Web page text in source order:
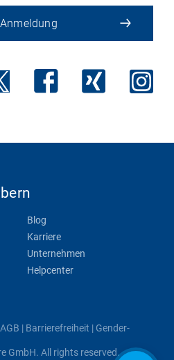
Blog
Karriere
Unternehmen
Helpcenter
AGB | Barrierefreiheit | Gender-
GmbH. All rights reserved.